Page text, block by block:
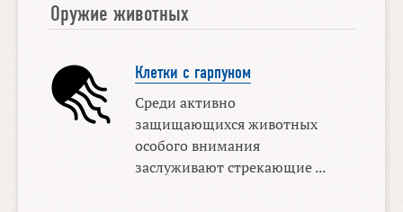
Оружие животных
Клетки с гарпуном
Среди активно
защищающихся животных
особого внимания
заслуживают стрекающие ...